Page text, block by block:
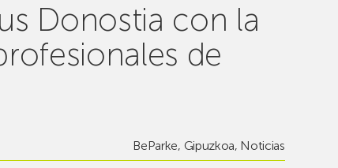
Donostia con la
de
BeParke, Gipuzkoa, Noticias